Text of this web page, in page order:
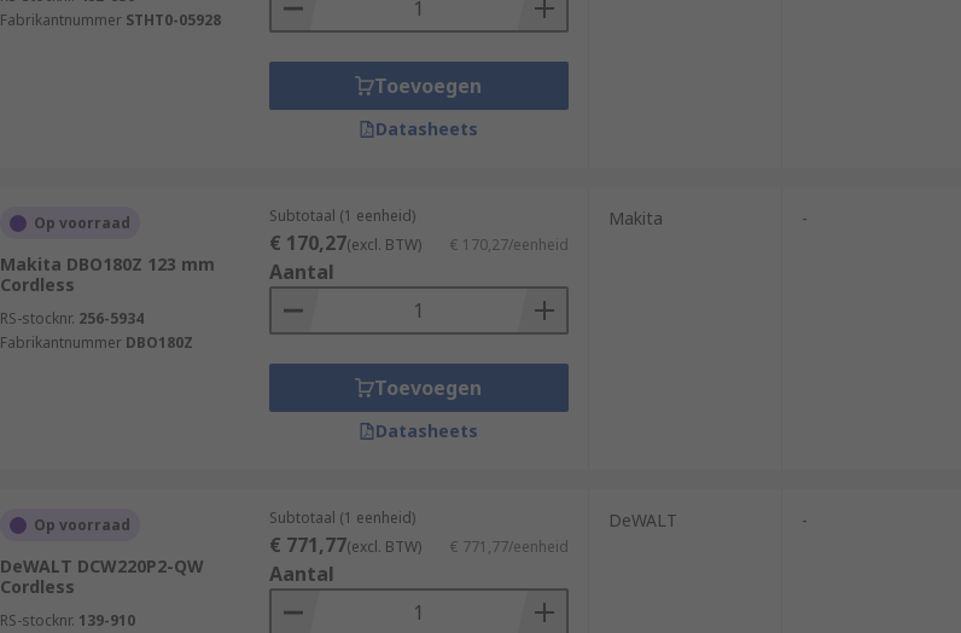
Fabrikantnummer STHT0-05928
Toevoegen
Datasheets
Op voorraad
Makita DBO180Z 123 mm
Cordless
RS-stocknr. 256-5934
Fabrikantnummer DBO180Z
Subtotaal (1 eenheid)
€ 170,27(excl. BTW) € 170,27/eenheid
Aantal
Toevoegen
Datasheets
Makita -
Op voorraad
DeWALT DCW220P2-QW
Cordless
RS-stocknr. 139-910
Subtotaal (1 eenheid)
€ 771,77(excl. BTW) € 771,77/eenheid
Aantal
DeWALT -